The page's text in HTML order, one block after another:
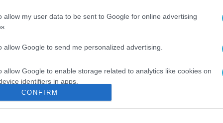
allow my user data to be sent to Google for online advertising
allow Google to send me personalized advertising.
allow Google to enable storage related to analytics like cookies on
identifiers in apps.
allow Google to enable storage related to functionality of the website
CONFIRM